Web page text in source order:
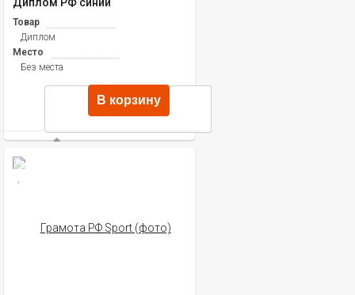
Диплом РФ синий
Товар
Диплом
Место
Без места
В корзину